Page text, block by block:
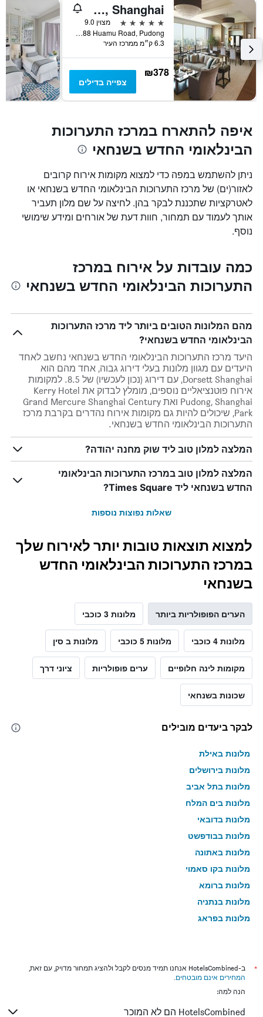
Kerry Hotel Pudong, Shanghai
5 כוכבים
מצוין 9.0
No.1388 Huamu Road, Pudong, שנחאי, סין
6.3 ק״מ ממרכז העיר
₪378
צפייה בדילים
איפה להתארח במרכז התערוכות
הבינלאומי החדש בשנחאי
ניתן להשתמש במפה כדי למצוא מקומות אירוח קרובים
לאזור(ים) של מרכז התערוכות הבינלאומי החדש בשנחאי או
לאטרקציות שתכננת לבקר בהן. לחיצה על שם מלון תעביר
אותך לעמוד עם תמחור, חוות דעת של אורחים ומידע שימושי
נוסף.
כמה עובדות על אירוח במרכז
התערוכות הבינלאומי החדש בשנחאי
מהם המלונות הטובים ביותר ליד מרכז התערוכות
הבינלאומי החדש בשנחאי?
היעד מרכז התערוכות הבינלאומי החדש בשנחאי נחשב לאחד
היעדים עם מגוון מלונות בעלי דירוג גבוה, אחד מהם הוא
Dorsett Shanghai, עם דירוג (נכון לעכשיו) של 8.5. למקומות
אירוח פוטנציאליים נוספים, מומלץ לבדוק את Kerry Hotel
Pudong, Shanghai ואת Grand Mercure Shanghai Century
Park, שיכולים להיות גם מקומות אירוח נהדרים בקרבת מרכז
התערוכות הבינלאומי החדש בשנחאי.
המלצה למלון טוב ליד שוק מחנה יהודה?
המלצה למלון טוב במרכז התערוכות הבינלאומי
החדש בשנחאי ליד Times Square?
שאלות נפוצות נוספות
למצוא תוצאות טובות יותר לאירוח שלך
במרכז התערוכות הבינלאומי החדש
בשנחאי
הערים הפופולריות ביותר מלונות 3 כוכבי
מלונות 4 כוכבי מלונות 5 כוכבי מלונות ב סין
מקומות לינה חלופיים ערים פופולריות ציוני דרך
שכונות בשנחאי
לבקר ביעדים מובילים
מלונות באילת
מלונות בירושלים
מלונות בתל אביב
מלונות בים המלח
מלונות בדובאי
מלונות בבודפשט
מלונות באתונה
מלונות בקו סאמוי
מלונות ברומא
מלונות בנתניה
מלונות בפראג
מלונות בניו יורק
מלונות בבנגקוק
*
ב-HotelsCombined אנחנו תמיד מנסים לקבל ולהציג תמחור מדויק, עם זאת,
המחירים אינם מובטחים.
הנה למה:
HotelsCombined הם לא המוכר